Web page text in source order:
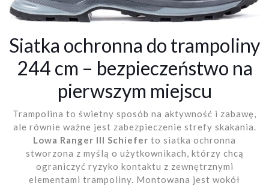
Siatka ochronna do trampoliny
244 cm – bezpieczeństwo na
pierwszym miejscu
Trampolina to świetny sposób na aktywność i zabawę,
ale równie ważne jest zabezpieczenie strefy skakania.
Lowa Ranger III Schiefer to siatka ochronna
stworzona z myślą o użytkownikach, którzy chcą
ograniczyć ryzyko kontaktu z zewnętrznymi
elementami trampoliny. Montowana jest wokół